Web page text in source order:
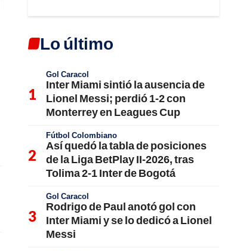
Lo último
Gol Caracol
Inter Miami sintió la ausencia de
Lionel Messi; perdió 1-2 con
Monterrey en Leagues Cup
Fútbol Colombiano
Así quedó la tabla de posiciones
de la Liga BetPlay II-2026, tras
Tolima 2-1 Inter de Bogotá
Gol Caracol
Rodrigo de Paul anotó gol con
Inter Miami y se lo dedicó a Lionel
Messi